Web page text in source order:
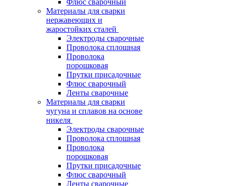
Флюс сварочный
Материалы для сварки
нержавеющих и
жаростойких сталей
Электроды сварочные
Проволока сплошная
Проволока
порошковая
Прутки присадочные
Флюс сварочный
Ленты сварочные
Материалы для сварки
чугуна и сплавов на основе
никеля
Электроды сварочные
Проволока сплошная
Проволока
порошковая
Прутки присадочные
Флюс сварочный
Ленты сварочные